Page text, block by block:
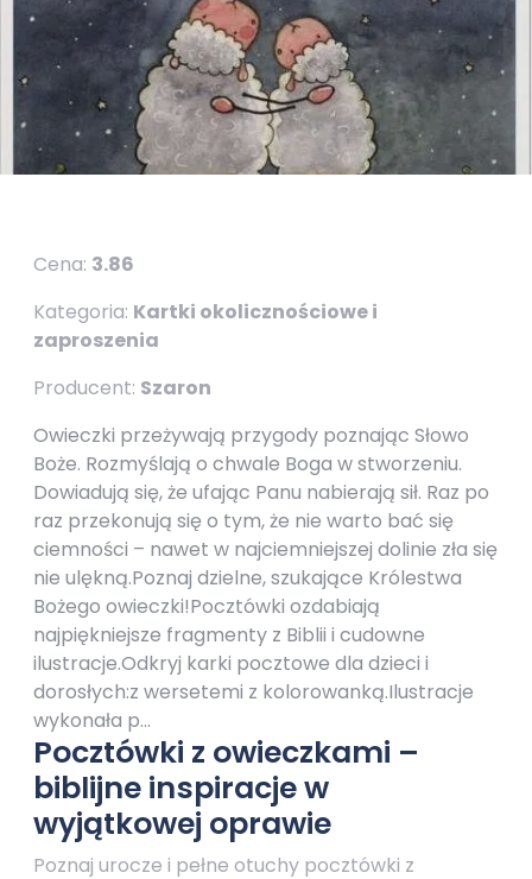
Cena: 3.86
Kategoria: Kartki okolicznościowe i
zaproszenia
Producent: Szaron
Owieczki przeżywają przygody poznając Słowo
Boże. Rozmyślają o chwale Boga w stworzeniu.
Dowiadują się, że ufając Panu nabierają sił. Raz po
raz przekonują się o tym, że nie warto bać się
ciemności – nawet w najciemniejszej dolinie zła się
nie ulękną.Poznaj dzielne, szukające Królestwa
Bożego owieczki!Pocztówki ozdabiają
najpiękniejsze fragmenty z Biblii i cudowne
ilustracje.Odkryj karki pocztowe dla dzieci i
dorosłych:z wersetemi z kolorowanką.Ilustracje
wykonała p…
Pocztówki z owieczkami –
biblijne inspiracje w
wyjątkowej oprawie
Poznaj urocze i pełne otuchy pocztówki z